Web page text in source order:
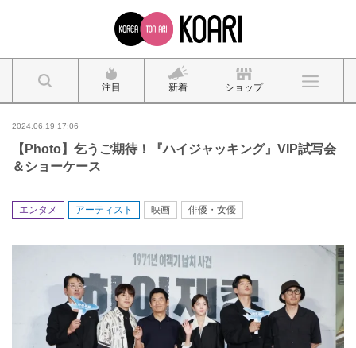
注目 新着 ショップ
2024.06.19 17:06
【Photo】乞うご期待！『ハイジャッキング』VIP試写会
＆ショーケース
エンタメ アーティスト 映画 俳優・女優